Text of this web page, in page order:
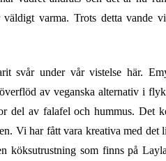
varma. Trots detta vande
svår under vår vistelse här.
av veganska alternativ i
del av falafel och hummus. Det
Vi har fått vara kreativa med det
köksutrustning som finns på